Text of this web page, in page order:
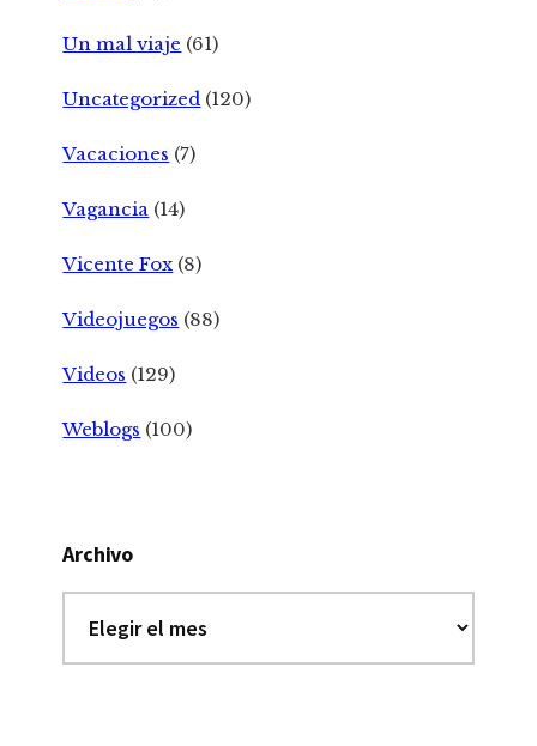
Un mal viaje (61)
Uncategorized (120)
Vacaciones (7)
Vagancia (14)
Vicente Fox (8)
Videojuegos (88)
Videos (129)
Weblogs (100)
Archivo